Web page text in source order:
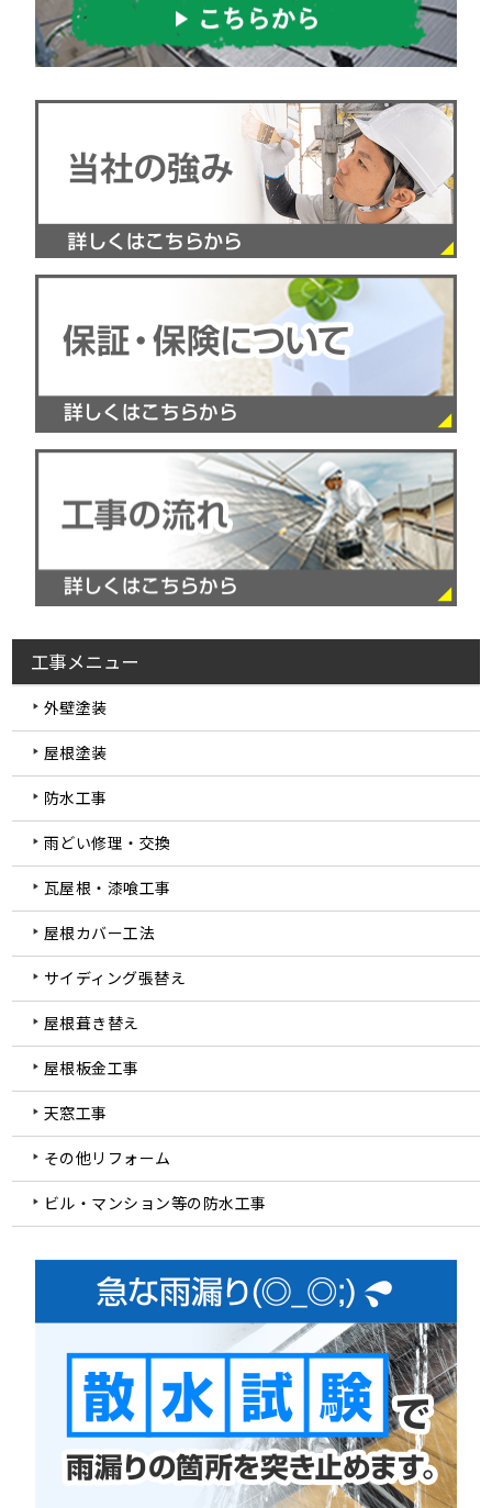
工事メニュー
外壁塗装
屋根塗装
防水工事
雨どい修理・交換
瓦屋根・漆喰工事
屋根カバー工法
サイディング張替え
屋根葺き替え
屋根板金工事
天窓工事
その他リフォーム
ビル・マンション等の防水工事